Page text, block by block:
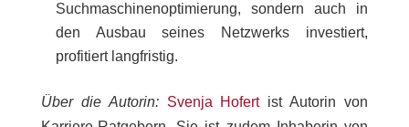
Suchmaschinenoptimierung, sondern auch in
den Ausbau seines Netzwerks investiert,
profitiert langfristig.
Über die Autorin: Svenja Hofertist Autorin von